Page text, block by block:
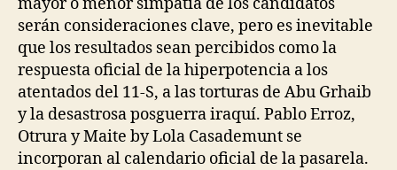
serán consideraciones clave, pero es inevitable
que los resultados sean percibidos como la
respuesta oficial de la hiperpotencia a los
atentados del 11-S, a las torturas de Abu Grhaib
y la desastrosa posguerra iraquí. Pablo Erroz,
Otrura y Maite by Lola Casademunt se
incorporan al calendario oficial de la pasarela.